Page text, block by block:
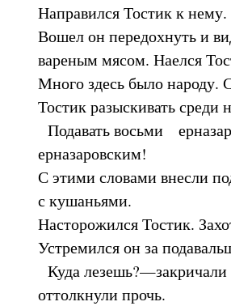
Направился Тостик к
Вошел он передохнуть и
вареным мясом. Наелся
Много здесь было народу.
Тостик разыскивать среди
Подавать восьми
ерназаровским!
С этими словами внесли
с кушаньями.
Насторожился Тостик.
Устремился он за
Куда
оттолкнули прочь.